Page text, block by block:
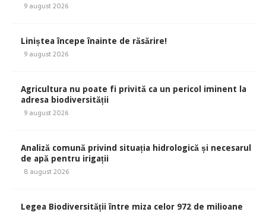
9 august 2026
Liniștea începe înainte de răsărire!
9 august 2026
Agricultura nu poate fi privită ca un pericol iminent la
adresa biodiversității
9 august 2026
Analiză comună privind situația hidrologică și necesarul
de apă pentru irigații
8 august 2026
Legea Biodiversității între miza celor 972 de milioane